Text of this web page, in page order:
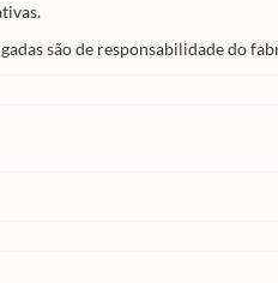
são de responsabilidade do